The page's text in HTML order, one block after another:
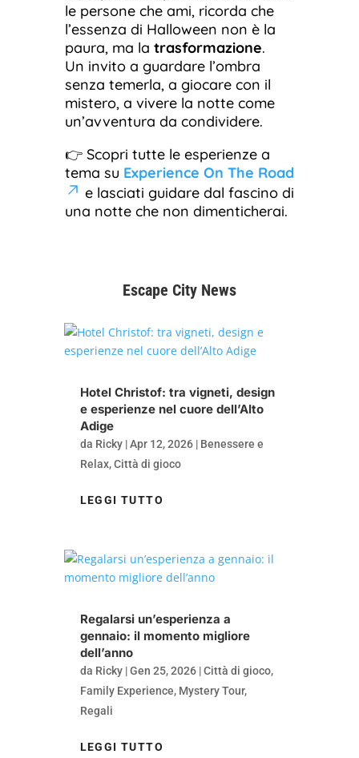
le persone che ami, ricorda che
l’essenza di Halloween non è la
paura, ma la trasformazione.
Un invito a guardare l’ombra
senza temerla, a giocare con il
mistero, a vivere la notte come
un’avventura da condividere.
👉 Scopri tutte le esperienze a
tema su Experience On The Road
e lasciati guidare dal fascino di
una notte che non dimenticherai.
Escape City News
Hotel Christof: tra vigneti, design
e esperienze nel cuore dell’Alto
Adige
da Ricky|Apr 12, 2026| Benessere e
Relax,Città di gioco
LEGGI TUTTO
Regalarsi un’esperienza a
gennaio: il momento migliore
dell’anno
da Ricky|Gen 25, 2026|Città di gioco,
Family Experience, Mystery Tour,
Regali
LEGGI TUTTO